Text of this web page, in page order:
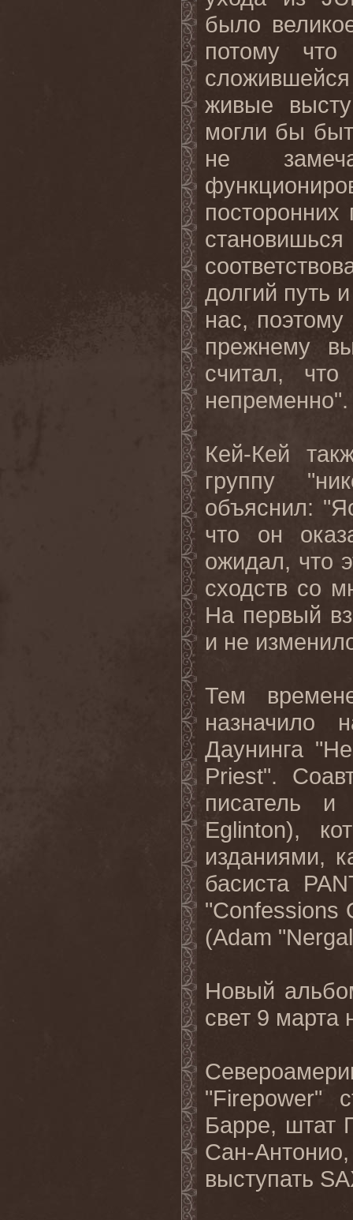
было
потому
живые
могли бы
не
долгий путь
нас,
прежнему
считал,
непременно".
Кей-Кей
группу
объяснил:
что он
ожидал, что
сходств со
На первый
и не
Тем
назначило
Даунинга
Priest".
писатель
Eglinton),
изданиями,
басиста
"Confessions
(Adam
Новый
свет 9 марта
"Firepower"
Барре, штат
Сан-
выступать